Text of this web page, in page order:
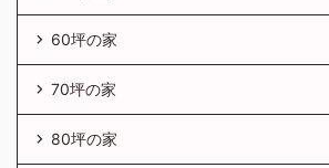
60坪の家
70坪の家
80坪の家